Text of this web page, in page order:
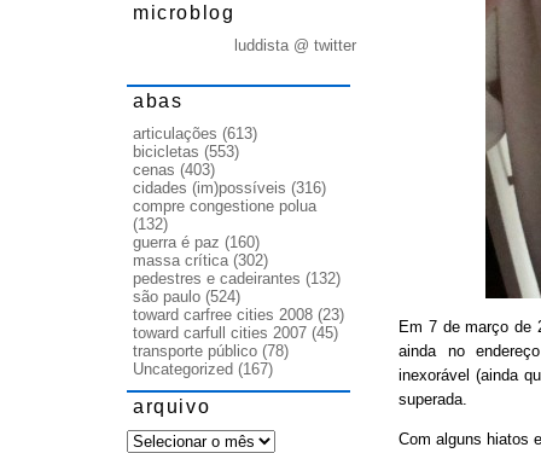
Em 7 de março de
ainda no
inexorável (ainda
superada.
Com alguns hiatos
microblog
luddista @ twitter
abas
articulações (613)
bicicletas (553)
cenas (403)
cidades (im)possíveis (316)
compre congestione polua
(132)
guerra é paz (160)
massa crítica(302)
pedestres e cadeirantes (132)
são paulo (524)
toward carfree cities 2008 (23)
toward carfull cities 2007 (45)
transporte público (78)
Uncategorized (167)
arquivo
arquivo